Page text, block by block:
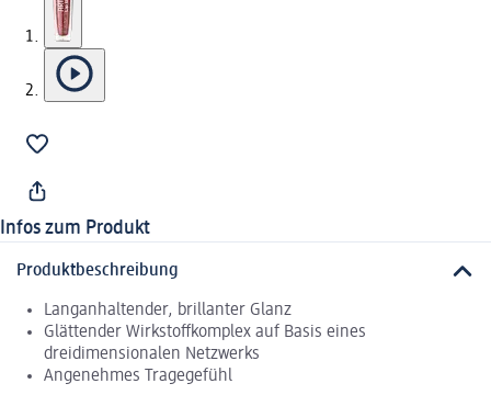
Infos zum Produkt
Produktbeschreibung
Langanhaltender, brillanter Glanz
Glättender Wirkstoffkomplex auf Basis eines
dreidimensionalen Netzwerks
Angenehmes Tragegefühl